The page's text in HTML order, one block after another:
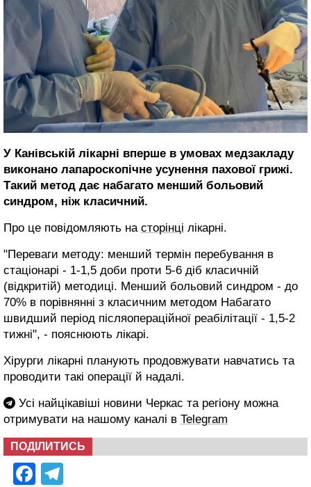
У Канівській лікарні вперше в умовах медзакладу
виконано лапароскопічне усунення пахової грижі.
Такий метод дає набагато менший больовий
синдром, ніж класичний.
Про це повідомляють на сторінці лікарні.
"Переваги методу: менший термін перебування в
стаціонарі - 1-1,5 доби проти 5-6 діб класичній
(відкритій) методиці. Менший больовий синдром - до
70% в порівнянні з класичним методом Набагато
швидший період післяопераційної реабілітації - 1,5-2
тижні", - пояснюють лікарі.
Хірурги лікарні планують продовжувати навчатись та
проводити такі операції й надалі.
Усі найцікавіші новини Черкас та регіону можна
отримувати на нашому каналі в Telegram
ПОДІЛИТИСЬ
Facebook